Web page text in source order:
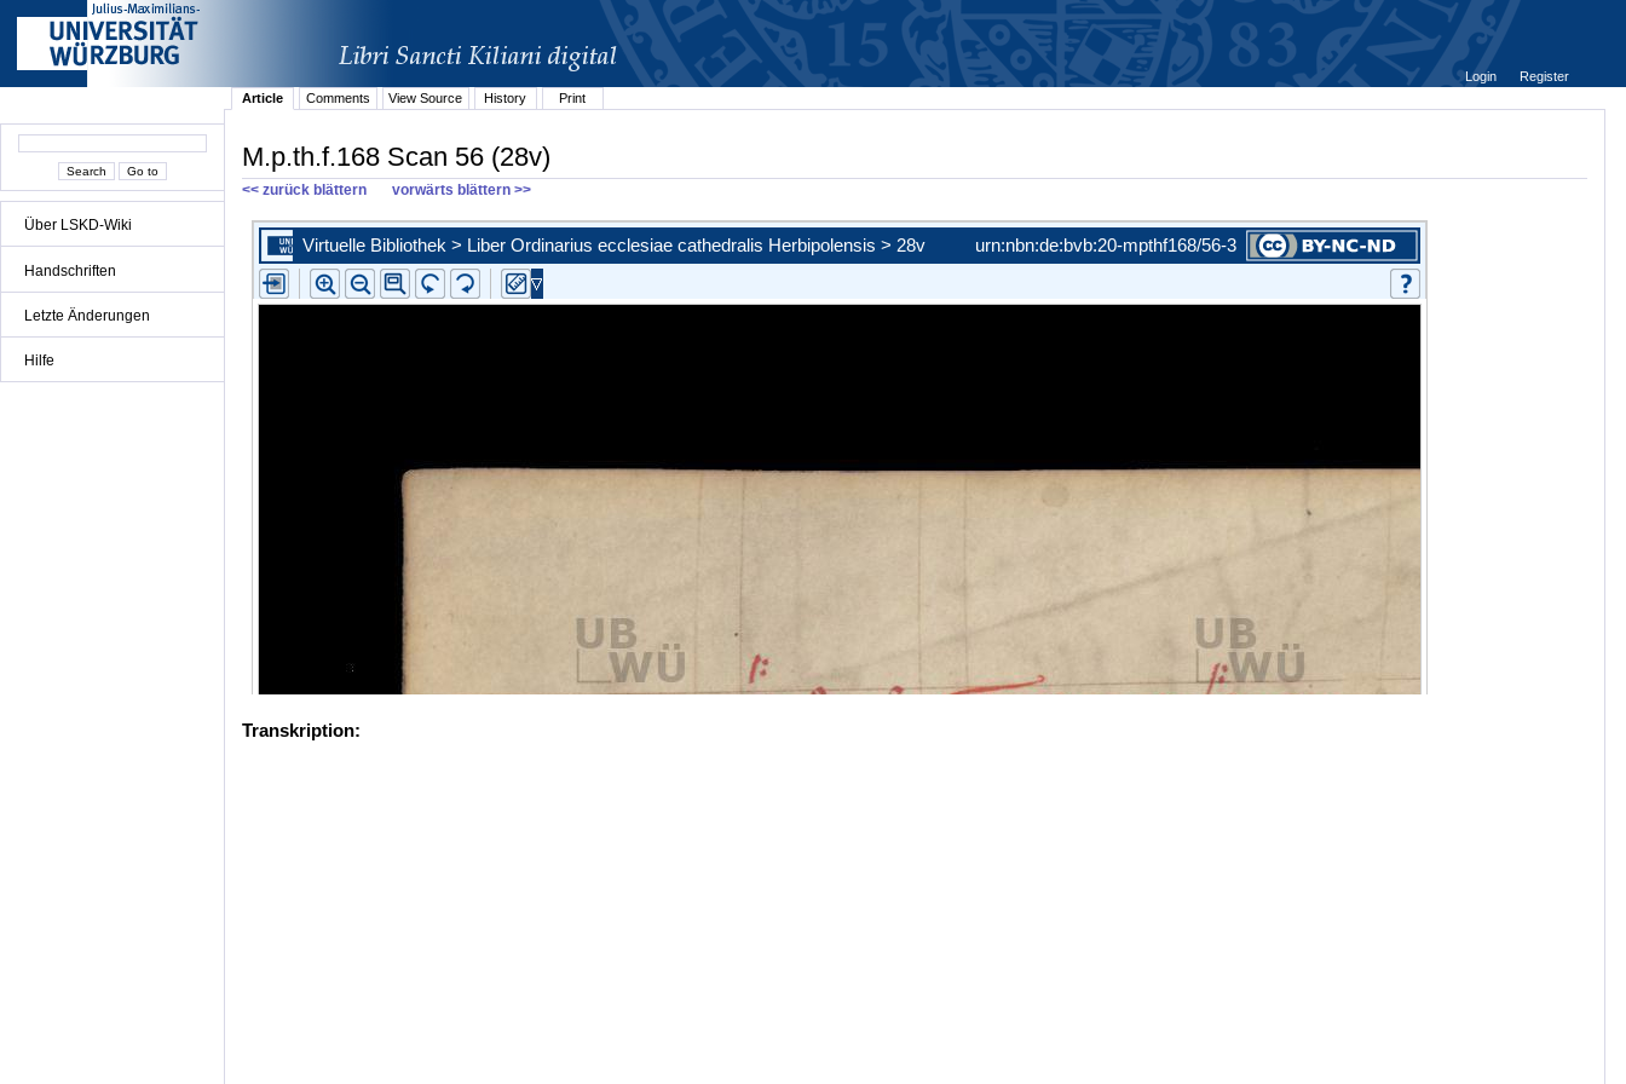
Über LSKD-Wiki
Handschriften
Letzte Änderungen
Hilfe
Login
Register
Article
Comments View Source History Print
M.p.th.f.168 Scan 56 (28v)
<< zurück blättern vorwärts blättern >>
Transkription: